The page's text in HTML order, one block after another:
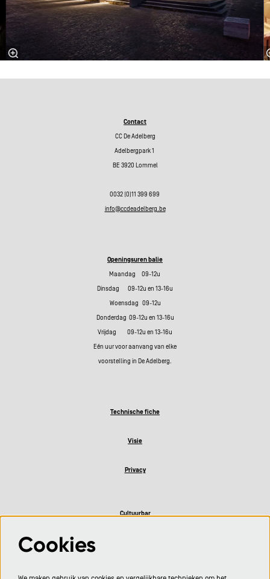
Contact
CC De Adelberg
Adelbergpark 1
BE 3920 Lommel
0032 (0)11 399 699
info@ccdeadelberg.be
Openingsuren balie
Maandag 09-12u
Dinsdag 09-12u en 13-16u
Woensdag 09-12u
Donderdag 09-12u en 13-16u
Vrijdag 09-12u en 13-16u
Eén uur voor aanvang van elke
voorstelling in De Adelberg.
Technische fiche
Visie
Privacy
Cultuurbar
Cookies